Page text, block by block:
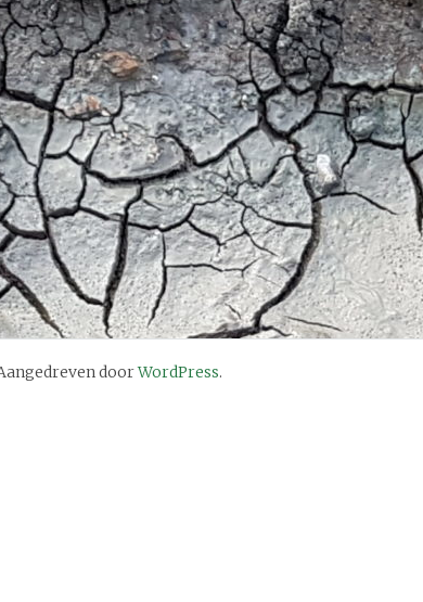
doorWordPress.